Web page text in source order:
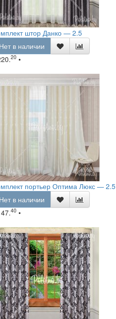
штор Данко — 2.5
в наличии
20 •
портьер Оптима Люкс — 2.5
в наличии
40 •